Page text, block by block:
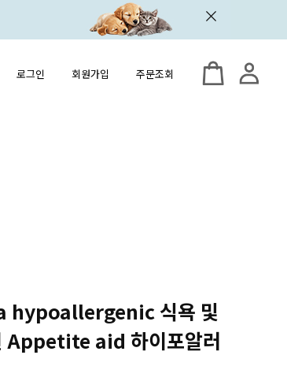
로그인 회원가입 주문조회
hypoallergenic 식욕 및
Appetite aid 하이포알러